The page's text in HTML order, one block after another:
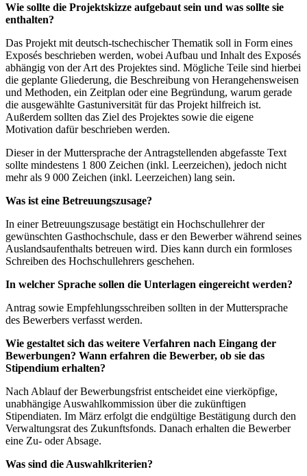
Wie sollte die Projektskizze aufgebaut sein und was sollte sie
enthalten?
Das Projekt mit deutsch-tschechischer Thematik soll in Form eines
Exposés beschrieben werden, wobei Aufbau und Inhalt des Exposés
abhängig von der Art des Projektes sind. Mögliche Teile sind hierbei
die geplante Gliederung, die Beschreibung von Herangehensweisen
und Methoden, ein Zeitplan oder eine Begründung, warum gerade
die ausgewählte Gastuniversität für das Projekt hilfreich ist.
Außerdem sollten das Ziel des Projektes sowie die eigene
Motivation dafür beschrieben werden.
Dieser in der Muttersprache der Antragstellenden abgefasste Text
sollte mindestens 1 800 Zeichen (inkl. Leerzeichen), jedoch nicht
mehr als 9 000 Zeichen (inkl. Leerzeichen) lang sein.
Was ist eine Betreuungszusage?
In einer Betreuungszusage bestätigt ein Hochschullehrer der
gewünschten Gasthochschule, dass er den Bewerber während seines
Auslandsaufenthalts betreuen wird. Dies kann durch ein formloses
Schreiben des Hochschullehrers geschehen.
In welcher Sprache sollen die Unterlagen eingereicht werden?
Antrag sowie Empfehlungsschreiben sollten in der Muttersprache
des Bewerbers verfasst werden.
Wie gestaltet sich das weitere Verfahren nach Eingang der
Bewerbungen? Wann erfahren die Bewerber, ob sie das
Stipendium erhalten?
Nach Ablauf der Bewerbungsfrist entscheidet eine vierköpfige,
unabhängige Auswahlkommission über die zukünftigen
Stipendiaten. Im März erfolgt die endgültige Bestätigung durch den
Verwaltungsrat des Zukunftsfonds. Danach erhalten die Bewerber
eine Zu- oder Absage.
Was sind die Auswahlkriterien?